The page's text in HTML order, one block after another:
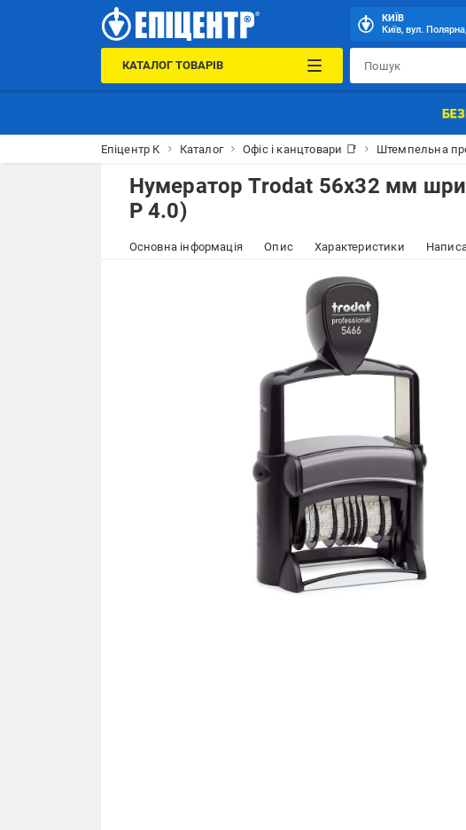
КИЇВ
Київ, вул.
КАТАЛОГ ТОВАРІВ
Епіцентр К Каталог Офіс і канцтовари 📑 Штемпельна
Нумератор Trodat 56x32 мм
P 4.0)
Основна інформація Опис Характеристики